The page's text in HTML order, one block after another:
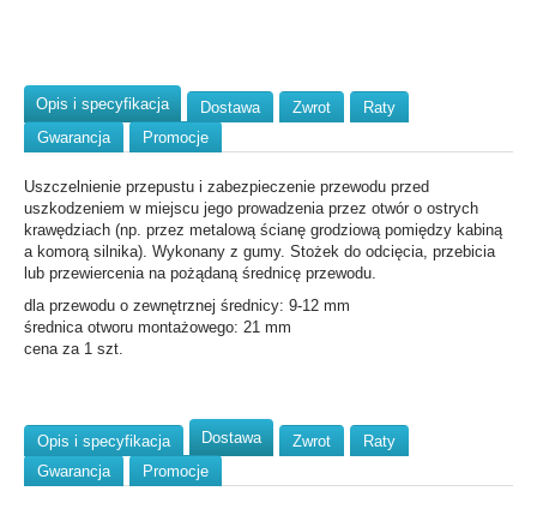
Opis i specyfikacja Dostawa Zwrot
Raty
Gwarancja
Promocje
Uszczelnienie przepustu i zabezpieczenie przewodu przed
uszkodzeniem w miejscu jego prowadzenia przez otwór o ostrych
krawędziach (np. przez metalową ścianę grodziową pomiędzy kabiną
a komorą silnika). Wykonany z gumy. Stożek do odcięcia, przebicia
lub przewiercenia na pożądaną średnicę przewodu.
dla przewodu o zewnętrznej średnicy: 9-12 mm
średnica otworu montażowego: 21 mm
cena za 1 szt.
Opis i specyfikacja Dostawa Zwrot
Raty
Gwarancja
Promocje